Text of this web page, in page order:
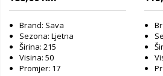
Brand: Sava
Sezona: Ljetna
Širina: 215
Visina: 50
Promjer: 17